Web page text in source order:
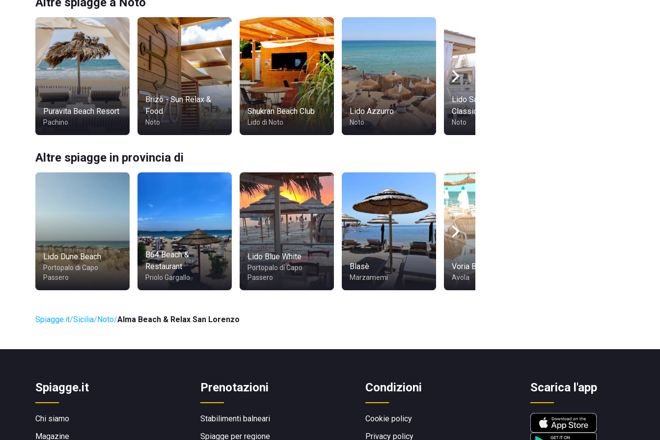
Puravita Beach Resort
Pachino
Brizò - Sun Relax &
Food
Noto
Shukran Beach Club
Lido di Noto
Lido Azzurro
Noto
Lido San Lorenzo
Classic & Plus
Noto
Altre spiagge in provincia di
Lido Dune Beach
Portopalo di Capo
Passero
B64 Beach &
Restaurant
Priolo Gargallo
Lido Blue White
Portopalo di Capo
Passero
Blasè
Marzamemi
Voria Beach
Avola
Spiagge.it Sicilia Noto Alma Beach & Relax San Lorenzo
Spiagge.it
Chi siamo
Magazine
Prenotazioni
Stabilimenti balneari
Spiagge per regione
Condizioni
Cookie policy
Privacy policy
Scarica l'app